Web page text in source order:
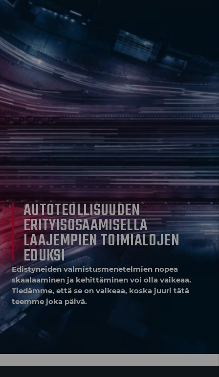
AUTOTEOLLISUUDEN
ERITYISOSAAMISELLA
LAAJEMPIEN TOIMIALOJEN
EDUKSI
Edistyneiden valmistusmenetelmien nopea
skaalaaminen ja kehittäminen voi olla vaikeaa.
Tiedämme, että se on vaikeaa, koska juuri tätä
teemme joka päivä.